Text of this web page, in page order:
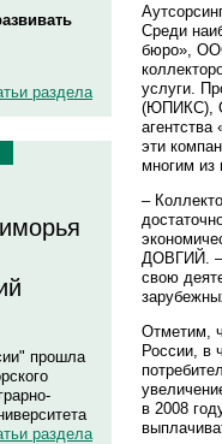
раздела
прошла
раздела
Среди
бюро»,
услуги.
(ЮПИКС),
эти
многим из
–
ДОВГИЙ. –
свою
Отметим,
России, в
в 2008